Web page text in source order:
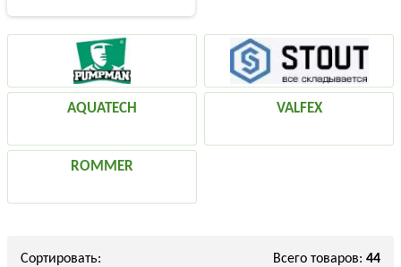
AQUATECH VALFEX
ROMMER
Всего товаров: 44
Сортировать: